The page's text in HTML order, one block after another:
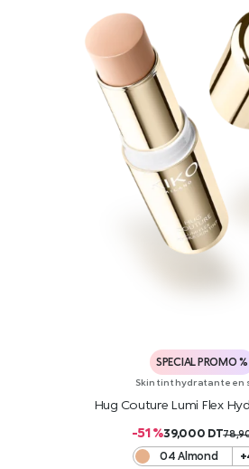
SPECIAL PROMO %
Skin tint hydratante en
Hug Couture Lumi Flex
-51 %39,000 DT
04 Almond